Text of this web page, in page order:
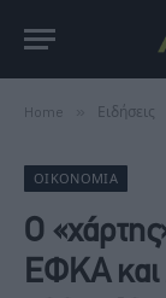
Home Ειδήσεις
ΟΙΚΟΝΟΜΊΑ
Ο
ΕΦΚΑ και